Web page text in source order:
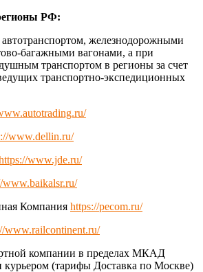
РФ:
железнодорожными
багажными вагонами, а при
транспортом в регионы за счет
транспортно-экспедиционных
www.dellin.ru/
www.jde.ru/
www.baikalsr.ru/
Компания https://pecom.ru/
www.railcontinent.ru/
компании в пределах МКАД
курьером (тарифы Доставка по Москве)